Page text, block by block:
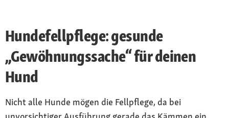
Hundefellpflege: gesunde
„Gewöhnungssache“ für deinen
Hund
Nicht alle Hunde mögen die Fellpflege, da bei